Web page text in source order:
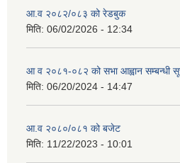
आ.व २०८२/०८३ को रेडबुक
मिति: 06/02/2026 - 12:34
आ व २०८१-०८२ को सभा आह्वान सम्बन्धी
मिति: 06/20/2024 - 14:47
आ.व २०८०/०८१ को बजेट
मिति: 11/22/2023 - 10:01